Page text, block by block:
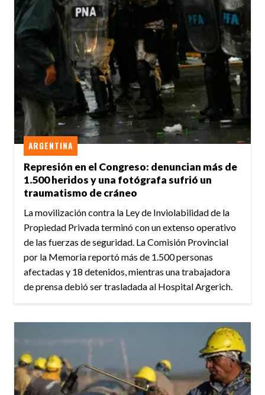
Represión en el Congreso: denuncian más de
1.500 heridos y una fotógrafa sufrió un
traumatismo de cráneo
ARGENTINA
La movilización contra la Ley de Inviolabilidad de la
Propiedad Privada terminó con un extenso operativo
de las fuerzas de seguridad. La Comisión Provincial
por la Memoria reportó más de 1.500 personas
afectadas y 18 detenidos, mientras una trabajadora
de prensa debió ser trasladada al Hospital Argerich.